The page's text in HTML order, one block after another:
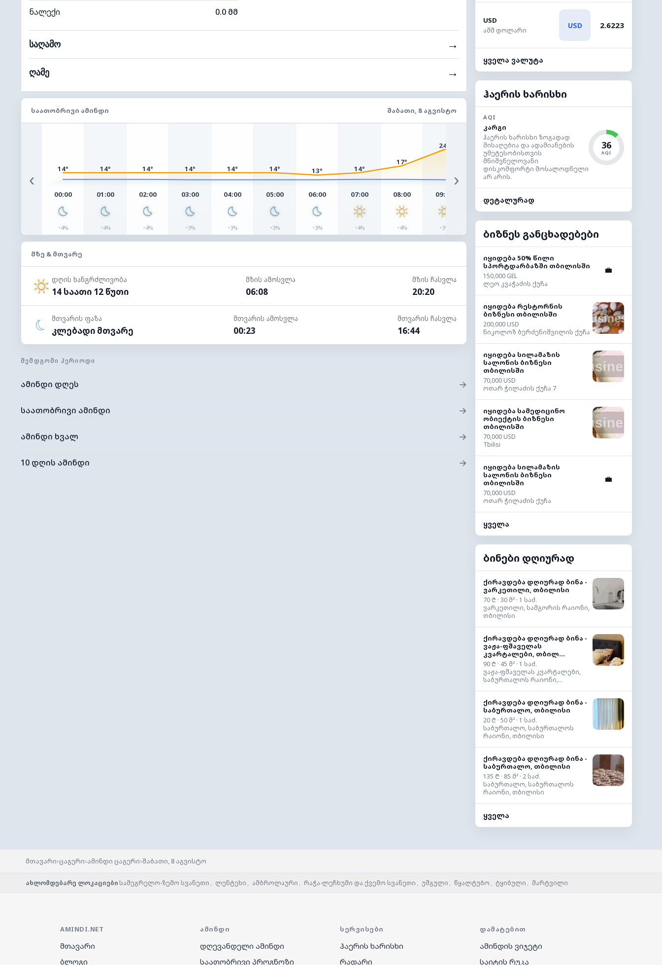
ნალექი 0.0 მმ
საღამო →
ღამე →
ᲡᲐᲐᲗᲝᲑᲠᲘᲕᲘ ᲐᲛᲘᲜᲓᲘ ᲨᲐᲑᲐᲗᲘ, 8 ᲐᲒᲕᲘᲡᲢᲝ
‹
14°
00:00
◔4%
14°
01:00
◔4%
14°
02:00
◔4%
14°
03:00
◔3%
14°
04:00
◔3%
14°
05:00
◔3%
13°
06:00
◔3%
14°
07:00
◔4%
17°
08:00
◔4%
24°
09:00
◔3%
26°
28°
30°
›
ᲛᲖᲔ & ᲛᲗᲕᲐᲠᲔ
დღის ხანგრძლივობა
14 საათი 12 წუთი
მზის ამოსვლა
06:08
მზის ჩასვლა
20:20
მთვარის ფაზა
კლებადი მთვარე
მთვარის ამოსვლა
00:23
მთვარის ჩასვლა
16:44
ᲨᲔᲛᲓᲒᲝᲛᲘ ᲞᲔᲠᲘᲝᲓᲘ
ამინდი დღეს →
საათობრივი ამინდი →
ამინდი ხვალ →
10 დღის ამინდი →
USD
აშშ დოლარი
USD 2.6223
ყველა ვალუტა
ჰაერის ხარისხი
AQI
კარგი
ჰაერის ხარისხი ზოგადად
მისაღებია და ადამიანების
უმეტესობისთვის
მნიშვნელოვანი
დისკომფორტი მოსალოდნელი
არ არის.
36
AQI
დეტალურად
ბიზნეს განცხადებები
იყიდება 50% წილი
სპორტდარბაზში თბილისში
150,000 GEL
ლეო კვაჭაძის ქუჩა
💼
იყიდება რესტორნის
ბიზნესი თბილისში
200,000 USD
ნიკოლოზ ბერძენიშვილის ქუჩა
იყიდება სილამაზის
სალონის ბიზნესი
თბილისში
70,000 USD
ოთარ ჭილაძის ქუჩა 7
იყიდება სამედიცინო
ობიექტის ბიზნესი
თბილისში
70,000 USD
Tbilisi
იყიდება სილამაზის
სალონის ბიზნესი
თბილისში
70,000 USD
ოთარ ჭილაძის ქუჩა
💼
ყველა
ბინები დღიურად
ქირავდება დღიურად ბინა -
ვარკეთილი, თბილისი
70 ₾ · 30 მ² · 1 საძ.
ვარკეთილი, სამგორის რაიონი,
თბილისი
ქირავდება დღიურად ბინა -
ვაჟა-ფშაველას
კვარტალები, თბილ...
90 ₾ · 45 მ² · 1 საძ.
ვაჟა-ფშაველას კვარტალები,
საბურთალოს რაიონი,...
ქირავდება დღიურად ბინა -
საბურთალო, თბილისი
20 ₾ · 50 მ² · 1 საძ.
საბურთალო, საბურთალოს
რაიონი, თბილისი
ქირავდება დღიურად ბინა -
საბურთალო, თბილისი
135 ₾ · 85 მ² · 2 საძ.
საბურთალო, საბურთალოს
რაიონი, თბილისი
ყველა
მთავარი›ცაგერი›ამინდი ცაგერი›შაბათი, 8 აგვისტო
ახლომდებარე ლოკაციები სამეგრელო-ზემო სვანეთი , ლენტეხი , ამბროლაური , რაჭა-ლეჩხუმი და ქვემო სვანეთი , უშგული , წყალტუბო , ტყიბული , მარტვილი
AMINDI.NET
მთავარი
ბლოგი
ᲐᲛᲘᲜᲓᲘ
დღევანდელი ამინდი
საათობრივი პროგნოზი
ᲡᲔᲠᲕᲘᲡᲔᲑᲘ
ჰაერის ხარისხი
რადარი
ᲓᲐᲛᲐᲢᲔᲑᲘᲗ
ამინდის ვიჯეტი
საიტის რუკა